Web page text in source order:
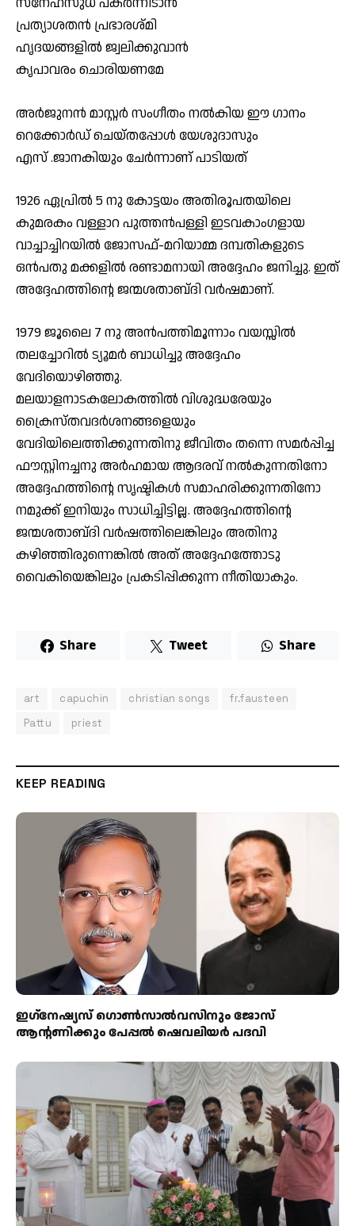
പ്രത്യാശതൻ പ്രഭാരശ്മി
ഹൃദയങ്ങളിൽ ജ്വലിക്കുവാൻ
കൃപാവരം ചൊരിയണമേ
അർജുനൻ മാസ്റ്റർ സംഗീതം നൽകിയ ഈ ഗാനം
റെക്കോർഡ് ചെയ്തപ്പോൾ യേശുദാസും
എസ് .ജാനകിയും ചേർന്നാണ് പാടിയത്
1926 ഏപ്രിൽ 5 നു കോട്ടയം അതിരൂപതയിലെ
കുമരകം വള്ളാറ പുത്തൻപള്ളി ഇടവകാംഗളായ
വാച്ചാച്ചിറയിൽ ജോസഫ്-മറിയാമ്മ ദമ്പതികളുടെ
ഒൻപതു മക്കളിൽ രണ്ടാമനായി അദ്ദേഹം ജനിച്ചു. ഇത്
അദ്ദേഹത്തിന്റെ ജന്മശതാബ്‌ദി വർഷമാണ്.
1979 ജൂലൈ 7 നു അൻപത്തിമൂന്നാം വയസ്സിൽ
തലച്ചോറിൽ ട്യൂമർ ബാധിച്ചു അദ്ദേഹം
വേദിയൊഴിഞ്ഞു.
മലയാളനാടകലോകത്തിൽ വിശുദ്ധരേയും
ക്രൈസ്തവദർശനങ്ങളെയും
വേദിയിലെത്തിക്കുന്നതിനു ജീവിതം തന്നെ സമർപ്പിച്ച
ഫൗസ്റ്റിനച്ചനു അർഹമായ ആദരവ് നൽകുന്നതിനോ
അദ്ദേഹത്തിന്റെ സൃഷ്ടികൾ സമാഹരിക്കുന്നതിനോ
നമുക്ക് ഇനിയും സാധിച്ചിട്ടില്ല. അദ്ദേഹത്തിന്റെ
ജന്മശതാബ്‌ദി വർഷത്തിലെങ്കിലും അതിനു
കഴിഞ്ഞിരുന്നെങ്കിൽ അത് അദ്ദേഹത്തോടു
വൈകിയെങ്കിലും പ്രകടിപ്പിക്കുന്ന നീതിയാകും.
Share Tweet Share
art capuchin christian songs
fr.fausteen
Pattu
priest
KEEP READING
ഇഗ്‌നേഷ്യസ് ഗൊൺസാൽവസിനും ജോസ്
ആന്റണിക്കും പേപ്പൽ ഷെവലിയർ പദവി